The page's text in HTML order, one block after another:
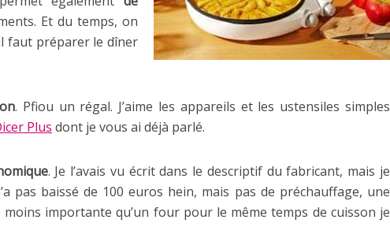
Et du temps, on
faut préparer le dîner
. Pfiou un régal. J’aime les appareils et les ustensiles simples
Plus dont je vous ai déjà parlé.
. Je l’avais vu écrit dans le descriptif du fabricant, mais je
pas baissé de 100 euros hein, mais pas de préchauffage, une
importante qu’un four pour le même temps de cuisson je